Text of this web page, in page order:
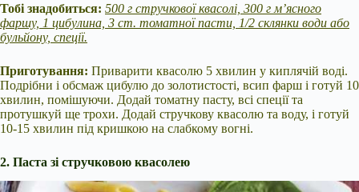
Тобі знадобиться: 500 г стручкової квасолі, 300 г м’ясного
фаршу, 1 цибулина, 3 ст. томатної пасти, 1/2 склянки води або
бульйону, спеції.
Приготування: Приварити квасолю 5 хвилин у киплячій воді.
Подрібни і обсмаж цибулю до золотистості, всип фарш і готуй 10
хвилин, помішуючи. Додай томатну пасту, всі спеції та
протушкуй ще трохи. Додай стручкову квасолю та воду, і готуй
10-15 хвилин під кришкою на слабкому вогні.
2. Паста зі стручковою квасолею